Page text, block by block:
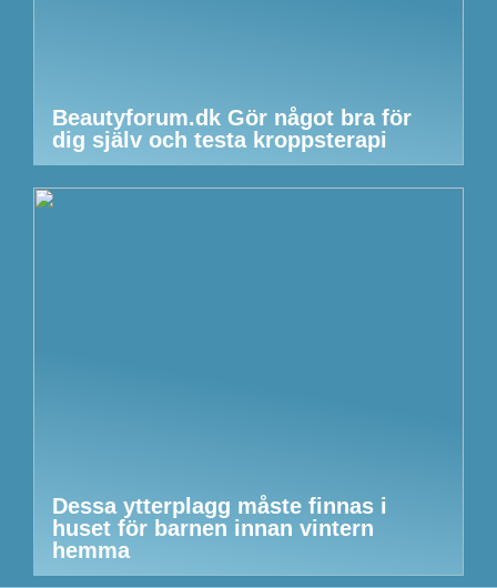
Beautyforum.dk Gör något bra för
dig själv och testa kroppsterapi
Dessa ytterplagg måste finnas i
huset för barnen innan vintern
hemma